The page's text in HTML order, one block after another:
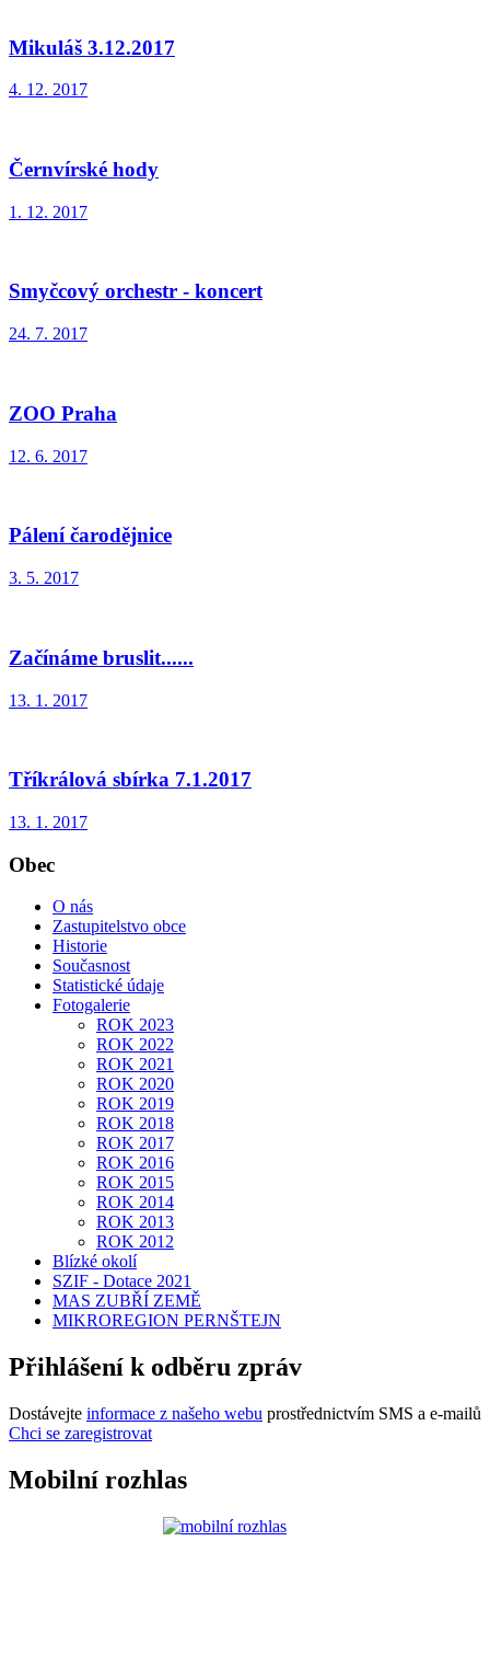
Mikuláš 3.12.2017
4. 12. 2017
Černvírské hody
1. 12. 2017
Smyčcový orchestr - koncert
24. 7. 2017
ZOO Praha
12. 6. 2017
Pálení čarodějnice
3. 5. 2017
Začínáme bruslit......
13. 1. 2017
Tříkrálová sbírka 7.1.2017
13. 1. 2017
Obec
O nás
Zastupitelstvo obce
Historie
Současnost
Statistické údaje
Fotogalerie
ROK 2023
ROK 2022
ROK 2021
ROK 2020
ROK 2019
ROK 2018
ROK 2017
ROK 2016
ROK 2015
ROK 2014
ROK 2013
ROK 2012
Blízké okolí
SZIF - Dotace 2021
MAS ZUBŘÍ ZEMĚ
MIKROREGION PERNŠTEJN
Přihlášení k odběru zpráv
Dostávejte informace z našeho webu prostřednictvím SMS a e-mailů
Chci se zaregistrovat
Mobilní rozhlas